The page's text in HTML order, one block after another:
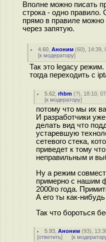
Вполне можно писать
строка - одно правило.
прямо в правиле можно
через запятую.
4.60 ,Аноним (60), 14:39,
[к модератору]
Так это legacy
тогда переходить с
5.62 ,rhbm (?), 18:10,
[к модератору]
потому что мы их
И разработчики
делать вид что
устаревшую
сетевого стека,
приведет к тому
неправильным и
Ну а режим
примерно с нашим
2000го года.
А его ты как-
Так что бороться
5.93 ,Аноним (93),
[ответить] [к